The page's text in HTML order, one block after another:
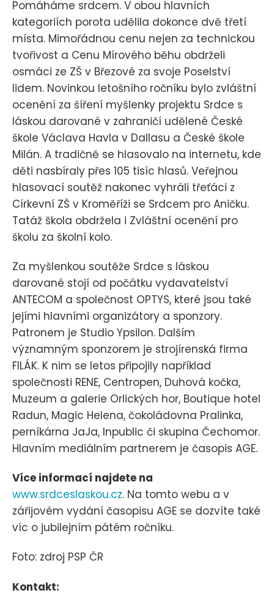
Pomáháme srdcem. V obou hlavních
kategoriích porota udělila dokonce dvě třetí
místa. Mimořádnou cenu nejen za technickou
tvořivost a Cenu Mírového běhu obdrželi
osmáci ze ZŠ v Březové za svoje Poselství
lidem. Novinkou letošního ročníku bylo zvláštní
ocenění za šíření myšlenky projektu Srdce s
láskou darované v zahraničí udělené České
škole Václava Havla v Dallasu a České škole
Milán. A tradičně se hlasovalo na internetu, kde
děti nasbíraly přes 105 tisíc hlasů. Veřejnou
hlasovací soutěž nakonec vyhráli třeťáci z
Církevní ZŠ v Kroměříži se Srdcem pro Aničku.
Tatáž škola obdržela i Zvláštní ocenění pro
školu za školní kolo.
Za myšlenkou soutěže Srdce s láskou
darované stojí od počátku vydavatelství
ANTECOM a společnost OPTYS, které jsou také
jejími hlavními organizátory a sponzory.
Patronem je Studio Ypsilon. Dalším
významným sponzorem je strojírenská firma
FILÁK. K nim se letos připojily například
společnosti RENE, Centropen, Duhová kočka,
Muzeum a galerie Orlických hor, Boutique hotel
Radun, Magic Helena, čokoládovna Pralinka,
perníkárna JaJa, Inpublic či skupina Čechomor.
Hlavním mediálním partnerem je časopis AGE.
Více informací najdete na
www.srdceslaskou.cz. Na tomto webu a v
zářijovém vydání časopisu AGE se dozvíte také
víc o jubilejním pátém ročníku.
Foto: zdroj PSP ČR
Kontakt: